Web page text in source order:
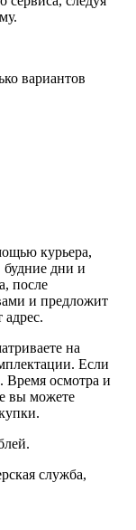
вариантов
курьера,
будние дни и
после
и предложит
адрес.
на
Если
Время осмотра и
вы можете
служба,